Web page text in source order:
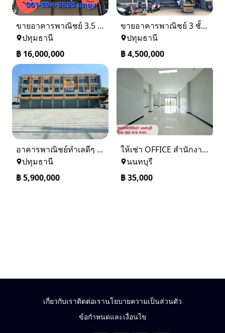
ขายอาคารพาณิชย์ 3.5 ชั้น เดอะเทรด รังสิต–คลอง 2 ติดถนน
ปทุมธานี
฿ 16,000,000
ขายอาคารพาณิชย์ 3 ชั้น ทำเลทองในตลาดคลองสี่เมืองใหม่ คลองหลวง ปทุมธานี
ปทุมธานี
฿4,500,000
อาคารพาณิชย์ทำเลดีๆ หน้าติดถนน ด้านหลังแม่น้ำเจ้าพระยา
ปทุมธานี
฿5,900,000
ให้เช่า OFFICE สำนักงาน ออฟฟิศ สนามบินน้ำ นนทบุรี ใกล้ MRT
นนทบุรี
฿35,000
เกี่ยวกับเราติดต่อเรานโยบายความเป็นส่วนตัว
ข้อกำหนดและเงื่อนไข